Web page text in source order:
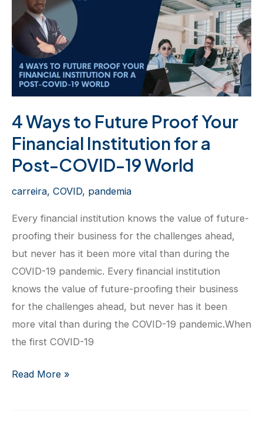
4 Ways to Future Proof Your
Financial Institution for a
Post-COVID-19 World
carreira, COVID, pandemia
Every financial institution knows the value of future-
proofing their business for the challenges ahead,
but never has it been more vital than during the
COVID-19 pandemic. Every financial institution
knows the value of future-proofing their business
for the challenges ahead, but never has it been
more vital than during the COVID-19 pandemic.When
the first COVID-19
4
Read More »